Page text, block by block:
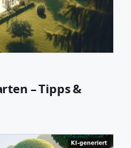
– Tipps &